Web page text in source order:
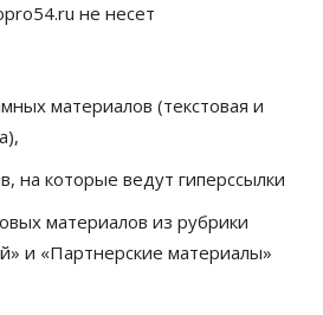
не несет
материалов (текстовая и
на которые ведут гиперссылки
материалов из рубрики
и «Партнерские материалы»